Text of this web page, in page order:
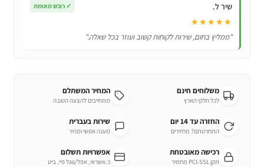
שיר ל. ✓ רוכש מאומת
★★★★★
"ממליץ בחום, שירות לקוחות קשוב ועוזר בכל שאלה."
משלוחים חינם
לכל חלקי הארץ
המחיר המשתלם
מתחייבים להצעה הטובה
החזרה עד 14 יום
התחרטתם? מחזירים
שירות בעברית
מענה אנושי ומהיר
רכישה מאובטחת
תקן PCI-SSL מחמיר
אפשרויות תשלום
כ.אשראי, אפל/גוגל פיי, ביט